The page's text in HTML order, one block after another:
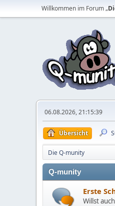
Willkommen im Forum „
06.08.2026, 21:15:39
Übersicht
Die Q-munity
Q-munity
Erste
Willst